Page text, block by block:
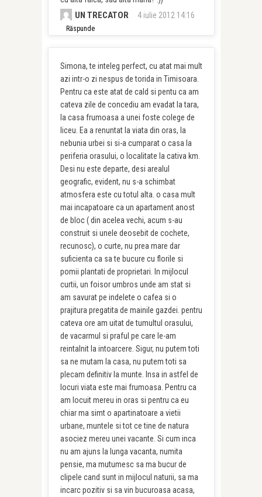
UN TRECATOR 4 iulie 2012 14:16
Răspunde
Simona, te inteleg perfect, cu atat mai mult
azi intr-o zi nespus de torida in Timisoara.
Pentru ca este atat de cald si pentu ca am
cateva zile de concediu am evadat la tara,
la casa frumoasa a unei foste colege de
liceu. Ea a renuntat la viata din oras, la
nebunia urbei si si-a cumparat o casa la
periferia orasului, o localitate la cativa km.
Desi nu este departe, desi arealul
geografic, evident, nu s-a schimbat
atmosfera este cu totul alta. o casa mult
mai incapatoare ca un apartament anost
de bloc ( din acelea vechi, acum s-au
construit si unele deosebit de cochete,
recunosc), o curte, nu prea mare dar
suficienta ca sa te bucure cu florile si
pomii plantati de proprietari. In mijlocul
curtii, un foisor umbros unde am stat si
am savurat pe indelete o cafea si o
prajitura pregatita de mainile gazdei. pentru
cateva ore am uitat de tumultul orasului,
de vacarmul si praful pe care le-am
reintalnit la intoarcere. Sigur, nu putem toti
sa ne mutam la casa, nu putem toti sa
plecam definitiv la munte. Insa in astfel de
locuri viata este mai frumoasa. Pentru ca
am locuit mereu in oras si pentru ca eu
chiar ma simt o apartinatoare a vietii
urbane, muntele si tot ce tine de natura
asociez mereu unei vacante. Si cum inca
nu am ajuns la lunga vacanta, numita
pensie, ma mutumesc sa ma bucur de
clipele cand sunt in mijlocul naturii, sa ma
incarc pozitiv si sa vin bucuroasa acasa,